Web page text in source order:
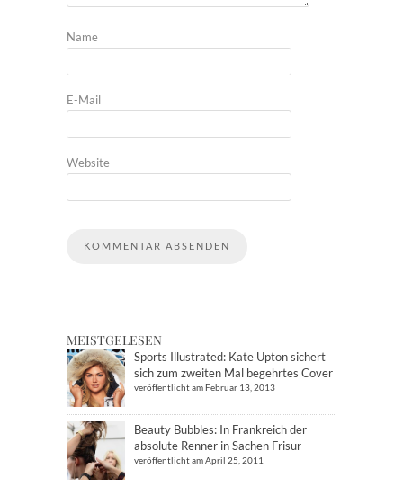
Name
E-Mail
Website
MEISTGELESEN
Sports Illustrated: Kate Upton sichert
sich zum zweiten Mal begehrtes Cover
veröffentlicht am Februar 13, 2013
Beauty Bubbles: In Frankreich der
absolute Renner in Sachen Frisur
veröffentlicht am April 25, 2011